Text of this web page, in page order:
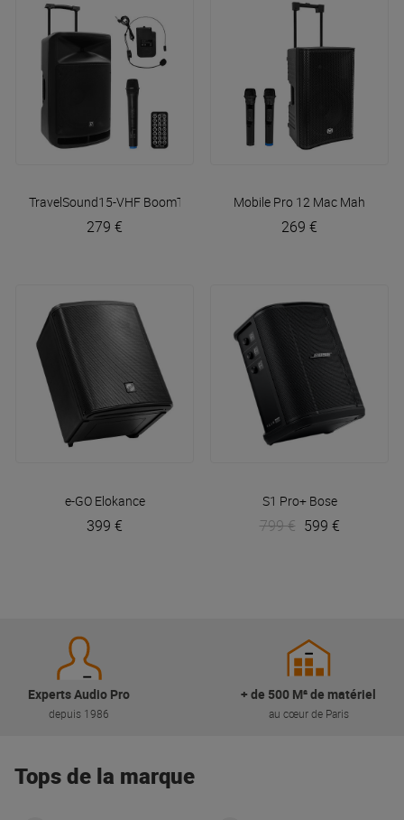
TravelSound15-VHF BoomTone DJ
279 €
Mobile Pro 12 Mac Mah
269 €
e-GO Elokance
399 €
S1 Pro+ Bose
799 € 599 €
Experts Audio Pro
depuis 1986
+ de 500 M² de matériel
au cœur de Paris
Tops de la marque